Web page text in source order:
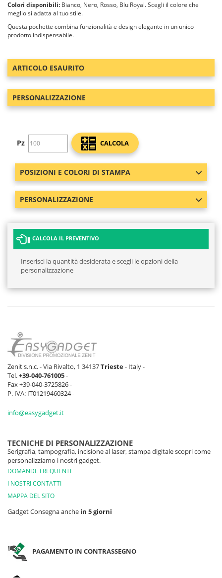
Colori disponibili: Bianco, Nero, Rosso, Blu Royal. Scegli il colore che
meglio si adatta al tuo stile.
Questa pochette combina funzionalità e design elegante in un unico
prodotto indispensabile.
ARTICOLO ESAURITO
PERSONALIZZAZIONE
Pz CALCOLA
POSIZIONI E COLORI DI STAMPA
PERSONALIZZAZIONE
CALCOLA IL PREVENTIVO
Inserisci la quantità desiderata e scegli le opzioni della
personalizzazione
Zenit s.n.c. - Via Rivalto, 1 34137Trieste- Italy -
Tel.+39-040-761005-
Fax +39-040-3725826 -
P. IVA: IT01219460324 -
info@easygadget.it
TECNICHE DI PERSONALIZZAZIONE
Serigrafia, tampografia, incisione al laser, stampa digitale scopri come
personalizziamo i nostri gadget.
DOMANDE FREQUENTI
I NOSTRI CONTATTI
MAPPA DEL SITO
Gadget Consegna anche in 5 giorni
PAGAMENTO IN CONTRASSEGNO